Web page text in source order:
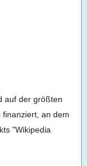
auf der größten
finanziert, an dem
"Wikipedia